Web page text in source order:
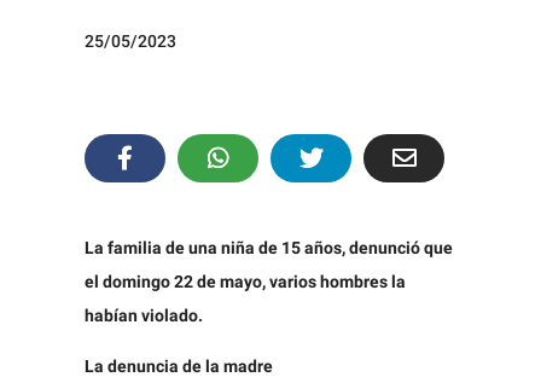
25/05/2023
La familia de una niña de 15 años, denunció que
el domingo 22 de mayo, varios hombres la
habían violado.
La denuncia de la madre